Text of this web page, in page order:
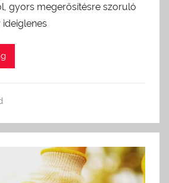
gyors megerősítésre szoruló